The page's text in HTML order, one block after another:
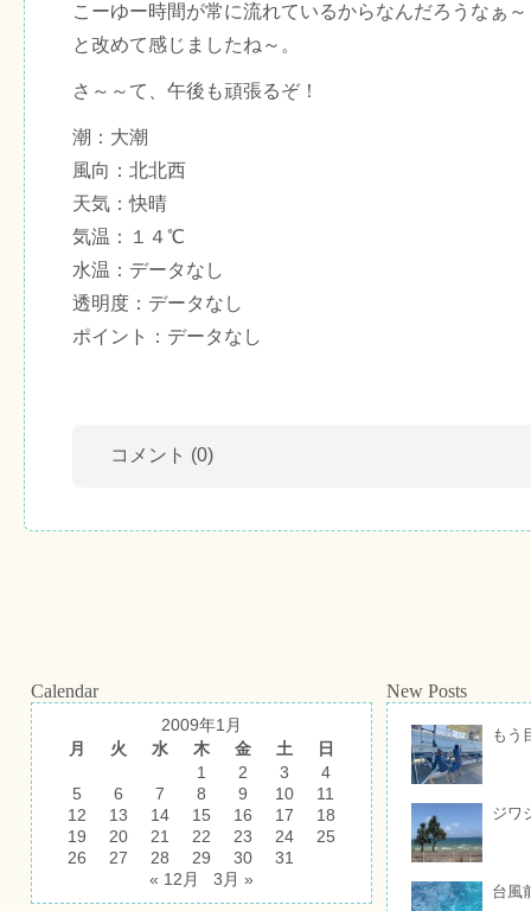
こーゆー時間が常に流れているからなんだろうなぁ～
と改めて感じましたね～。
さ～～て、午後も頑張るぞ！
潮：大潮
風向：北北西
天気：快晴
気温：１４℃
水温：データなし
透明度：データなし
ポイント：データなし
コメント (0)
Calendar
2009年1月
月
火 水 木 金 土
日
1
2 3
4
5
6 7 8 9 10
11
12
13 14 15 16 17
18
19
20 21 22 23 24
25
26
27 28 29 30
31
« 12月
3月 »
New Posts
もう
ジワ
台風